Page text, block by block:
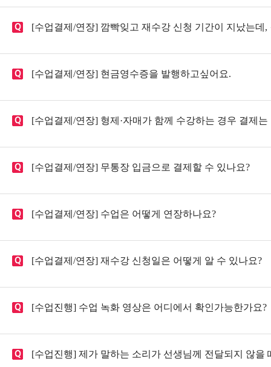
[수업결제/연장] 깜빡잊고 재수강 신청 기간이 지났는데,
[수업결제/연장] 현금영수증을 발행하고싶어요.
[수업결제/연장] 형제·자매가 함께 수강하는 경우 결제는
[수업결제/연장] 무통장 입금으로 결제할 수 있나요?
[수업결제/연장] 수업은 어떻게 연장하나요?
[수업결제/연장] 재수강 신청일은 어떻게 알 수 있나요?
[수업진행] 수업 녹화 영상은 어디에서 확인가능한가요?
[수업진행] 제가 말하는 소리가 선생님께 전달되지 않을